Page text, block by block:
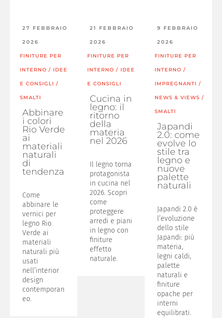
27 FEBBRAIO
2026
FINITURE PER
INTERNO / IDEE
E CONSIGLI /
SMALTI
Abbinare
i colori
Rio Verde
ai
materiali
naturali
di
tendenza
Come
abbinare le
vernici per
legno Rio
Verde ai
materiali
naturali più
usati
nell’interior
design
contemporan
eo.
21 FEBBRAIO
2026
FINITURE PER
INTERNO / IDEE
E CONSIGLI
Cucina in
legno: il
ritorno
della
materia
nel 2026
Il legno torna
protagonista
in cucina nel
2026. Scopri
come
proteggere
arredi e piani
in legno con
finiture
effetto
naturale.
9 FEBBRAIO
2026
FINITURE PER
INTERNO /
IMPREGNANTI /
NEWS & VIEWS /
SMALTI
Japandi
2.0: come
evolve lo
stile tra
legno e
nuove
palette
naturali
Japandi 2.0 è
l’evoluzione
dello stile
Japandi: più
materia,
legni caldi,
palette
naturali e
finiture
opache per
interni
equilibrati.